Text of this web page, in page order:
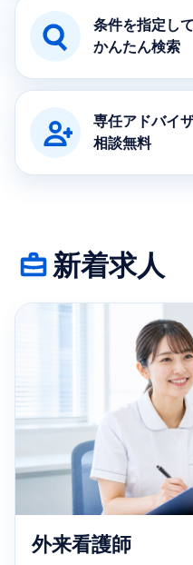
条件を指定して
かんたん検索
専任アドバイ
相談無料
新着求人
外来看護師